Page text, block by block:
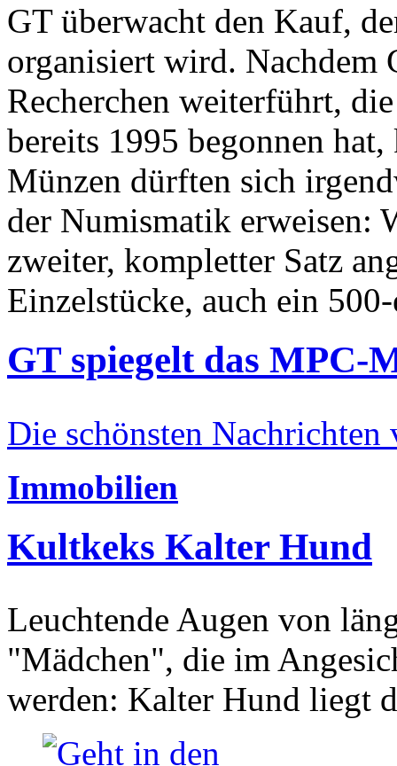
GT überwacht den Kauf,
organisiert wird. Nachdem
Recherchen weiterführt,
bereits 1995 begonnen
Münzen dürften sich
der Numismatik erweisen:
zweiter, kompletter Satz
Einzelstücke, auch ein
GT spiegelt das MPC-
Die schönsten Nachrichten
Immobilien
Kultkeks Kalter Hund
Leuchtende Augen von
"Mädchen", die im
werden: Kalter Hund liegt